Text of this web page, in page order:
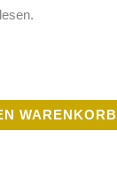
WARENKORB